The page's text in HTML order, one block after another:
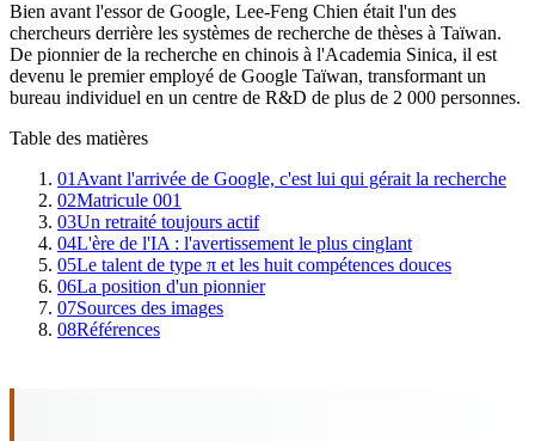
Bien avant l'essor de Google, Lee-Feng Chien était l'un des
chercheurs derrière les systèmes de recherche de thèses à Taïwan.
De pionnier de la recherche en chinois à l'Academia Sinica, il est
devenu le premier employé de Google Taïwan, transformant un
bureau individuel en un centre de R&D de plus de 2 000 personnes.
Table des matières
01 Avant l'arrivée de Google, c'est lui qui gérait la recherche
02Matricule 001
03Un retraité toujours actif
04L'ère de l'IA : l'avertissement le plus cinglant
05Le talent de type π et les huit compétences douces
06La position d'un pionnier
07Sources des images
08Références